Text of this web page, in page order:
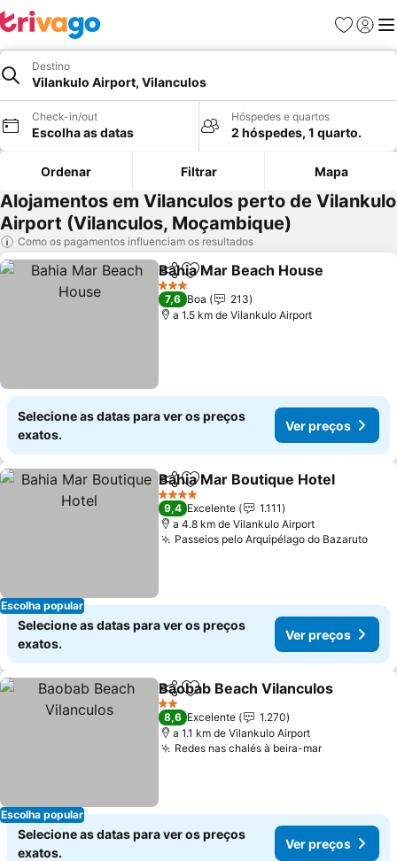
Favoritos
Iniciar
Destino
Vilankulo Airport, Vilanculos
Check-in/out
Escolha as datas
Hóspedes e quartos
2 hóspedes, 1 quarto.
Ordenar Filtrar Mapa
Alojamentos em Vilanculos perto de Vilankulo
Airport (Vilanculos, Moçambique)
Como os pagamentos influenciam os resultados
PartilharAdicionar aos favoritos
Bahia Mar Beach House
3 Estrelas
7,6 Boa
213
a 1.5 km de Vilankulo Airport
Selecione as datas para ver os preços
exatos.
Ver preços
Escolha popular
PartilharAdicionar aos favoritos
Bahia Mar Boutique Hotel
4 Estrelas
9,4 Excelente
1.111
a 4.8 km de Vilankulo Airport
Passeios pelo Arquipélago do Bazaruto
Selecione as datas para ver os preços
exatos.
Ver preços
Escolha popular
PartilharAdicionar aos favoritos
Baobab Beach Vilanculos
2 Estrelas
8,6 Excelente
1.270
a 1.1 km de Vilankulo Airport
Redes nas chalés à beira-mar
Selecione as datas para ver os preços
exatos.
Ver preços